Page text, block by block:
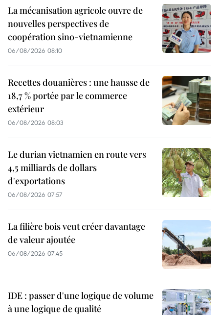
La mécanisation agricole ouvre de
nouvelles perspectives de
coopération sino-vietnamienne
06/08/2026 08:10
Recettes douanières : une hausse de
18,7 % portée par le commerce
extérieur
06/08/2026 08:03
Le durian vietnamien en route vers
4,5 milliards de dollars
d'exportations
06/08/2026 07:57
La filière bois veut créer davantage
de valeur ajoutée
06/08/2026 07:45
IDE : passer d'une logique de volume
à une logique de qualité